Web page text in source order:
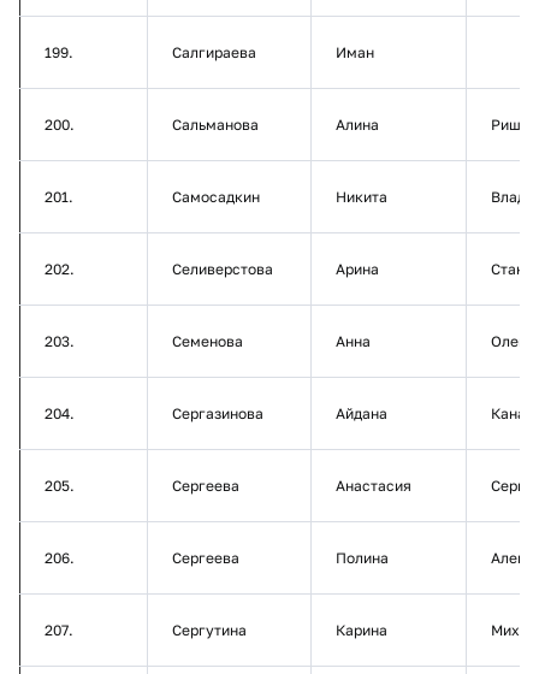
199. Салгираева Иман
200. Сальманова Алина
201. Самосадкин Никита
202. Селиверстова Арина
203. Семенова Анна
204. Сергазинова Айдана
205. Сергеева Анастасия
206. Сергеева Полина
207. Сергутина Карина